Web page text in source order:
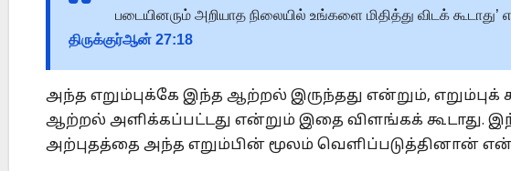
படையினரும் அறியாத நிலையில் உங்களை மிதித்து விடக் கூடாது’
திருக்குர்ஆன் 27:18
அந்த எறும்புக்கே இந்த ஆற்றல் இருந்தது என்றும், எறும்புக்
ஆற்றல் அளிக்கப்பட்டது என்றும் இதை விளங்கக் கூடாது.
அற்புதத்தை அந்த எறும்பின் மூலம் வெளிப்படுத்தினான்